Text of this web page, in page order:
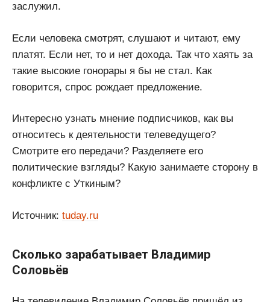
заслужил.
Если человека смотрят, слушают и читают, ему
платят. Если нет, то и нет дохода. Так что хаять за
такие высокие гонорары я бы не стал. Как
говорится, спрос рождает предложение.
Интересно узнать мнение подписчиков, как вы
относитесь к деятельности телеведущего?
Смотрите его передачи? Разделяете его
политические взгляды? Какую занимаете сторону в
конфликте с Уткиным?
Источник: tuday.ru
Сколько зарабатывает Владимир
Соловьёв